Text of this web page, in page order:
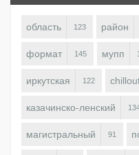
область 123 район
формат 145 мупп
иркутская 122
казачинско-ленский
магистральный 91